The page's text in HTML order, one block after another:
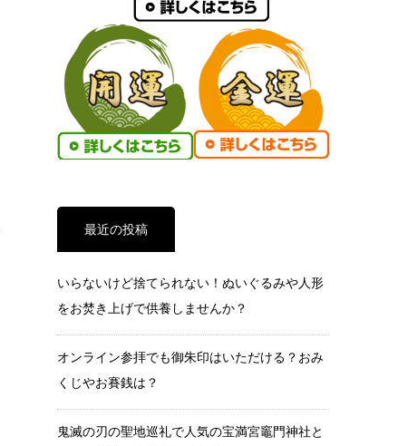
最近の投稿
いらないけど捨てられない！ぬいぐるみや人形
をお焚き上げで供養しませんか？
オンライン参拝でも御朱印はいただける？おみ
くじやお賽銭は？
鬼滅の刃の聖地巡礼で人気の宝満宮竈門神社と